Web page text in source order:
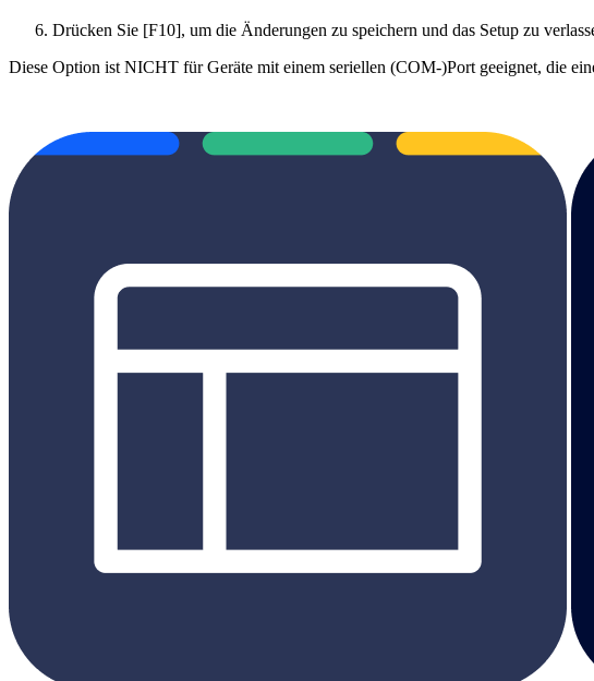
Drücken Sie [F10], um die Änderungen zu speichern und das Setup zu
Diese Option ist NICHT für Geräte mit einem seriellen (COM-)Port geeignet, die